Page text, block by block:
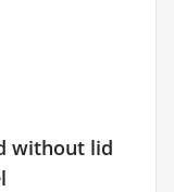
without lid